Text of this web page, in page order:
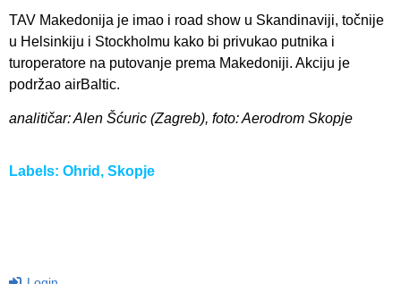
TAV Makedonija je imao i road show u Skandinaviji, točnije
u Helsinkiju i Stockholmu kako bi privukao putnika i
turoperatore na putovanje prema Makedoniji. Akciju je
podržao airBaltic.
analitičar: Alen Šćuric (Zagreb), foto: Aerodrom Skopje
Labels: Ohrid , Skopje